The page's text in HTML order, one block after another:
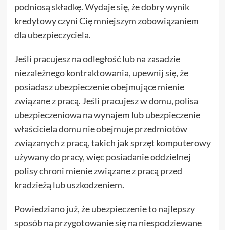
podniosą składkę. Wydaje się, że dobry wynik
kredytowy czyni Cię mniejszym zobowiązaniem
dla ubezpieczyciela.
Jeśli pracujesz na odległość lub na zasadzie
niezależnego kontraktowania, upewnij się, że
posiadasz ubezpieczenie obejmujące mienie
związane z pracą. Jeśli pracujesz w domu, polisa
ubezpieczeniowa na wynajem lub ubezpieczenie
właściciela domu nie obejmuje przedmiotów
związanych z pracą, takich jak sprzęt komputerowy
używany do pracy, więc posiadanie oddzielnej
polisy chroni mienie związane z pracą przed
kradzieżą lub uszkodzeniem.
Powiedziano już, że ubezpieczenie to najlepszy
sposób na przygotowanie się na niespodziewane